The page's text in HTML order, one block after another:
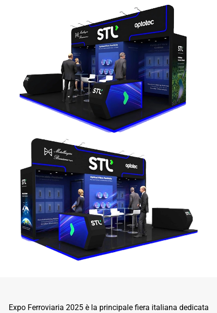
Expo Ferroviaria 2025 è la principale fiera italiana dedicata